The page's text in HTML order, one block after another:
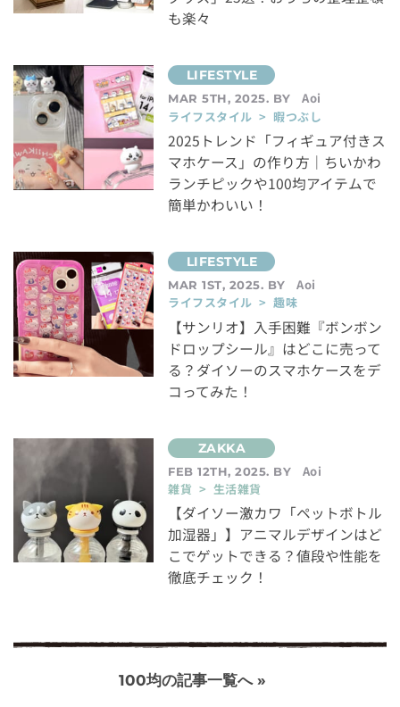
も楽々
MAR 5TH, 2025. BY
Aoi
ライフスタイル > 暇つぶし
2025トレンド「フィギュア付きス
マホケース」の作り方｜ちいかわ
ランチピックや100均アイテムで
簡単かわいい！
MAR 1ST, 2025. BY
Aoi
ライフスタイル > 趣味
【サンリオ】入手困難『ボンボン
ドロップシール』はどこに売って
る？ダイソーのスマホケースをデ
コってみた！
FEB 12TH, 2025. BY
Aoi
雑貨 > 生活雑貨
【ダイソー激カワ「ペットボトル
加湿器」】アニマルデザインはど
こでゲットできる？値段や性能を
徹底チェック！
100均の記事一覧へ »